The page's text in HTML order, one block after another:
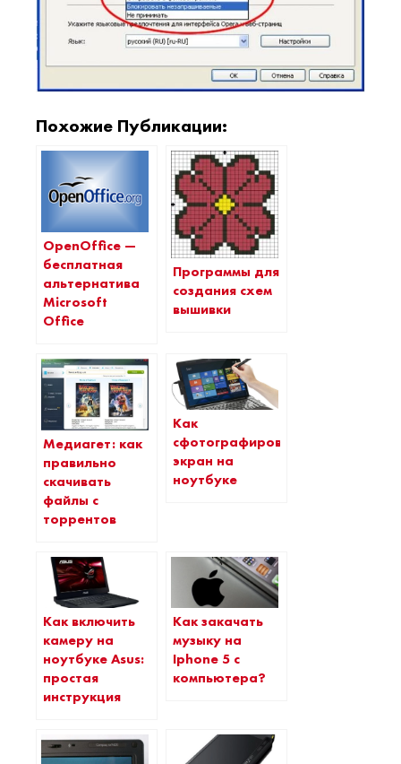
Похожие Публикации:
OpenOffice —
бесплатная
альтернатива
Microsoft
Office
Программы для
создания схем
вышивки
Медиагет: как
правильно
скачивать
файлы с
торрентов
Как
сфотографировать
экран на
ноутбуке
Как включить
камеру на
ноутбуке Аsus:
простая
инструкция
Как закачать
музыку на
Iphone 5 с
компьютера?